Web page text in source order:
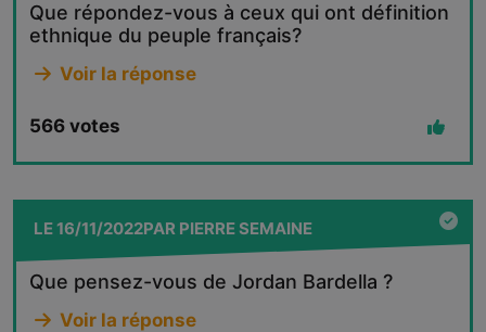
Que répondez-vous à ceux qui ont définition
ethnique du peuple français?
Voir la réponse
566 votes
LE16/11/2022PAR PIERRE SEMAINE
Que pensez-vous de Jordan Bardella ?
Voir la réponse